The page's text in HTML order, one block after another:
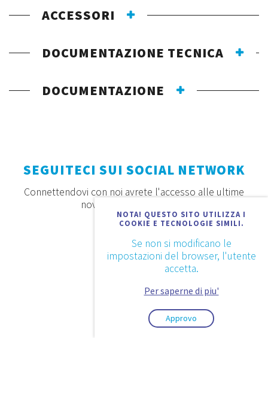
ACCESSORI
DOCUMENTAZIONE TECNICA
DOCUMENTAZIONE
NOTA! QUESTO SITO UTILIZZA I
COOKIE E TECNOLOGIE SIMILI.
Se non si modificano le
impostazioni del browser, l'utente
accetta.
Per saperne di piu'
Approvo
SEGUITECI SUI SOCIAL NETWORK
Connettendovi con noi avrete l'accesso alle ultime
novità, offerte e prodotti